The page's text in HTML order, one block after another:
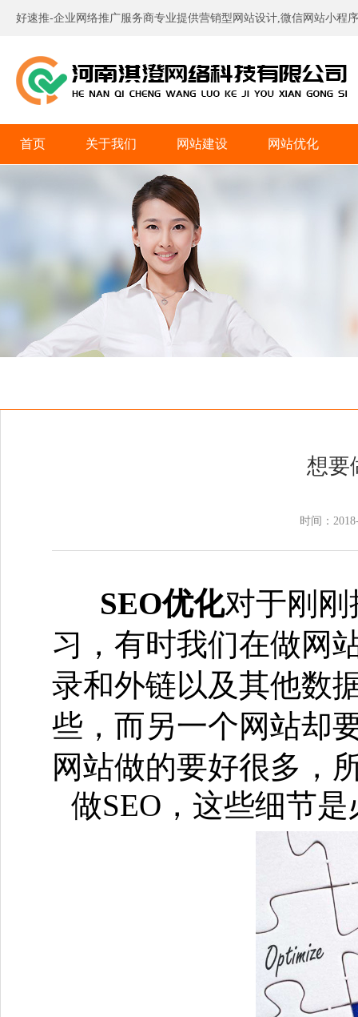
好速推-企业网络推广服务商专业提供营销型网站设计,微信网站小程
首页 关于我们 网站建设 网站优化
想要
时间：
SEO优化对于刚
习，有时我们在做网
录和外链以及其他数
些，而另一个网站却
网站做的要好很多，
做SEO，这些细节